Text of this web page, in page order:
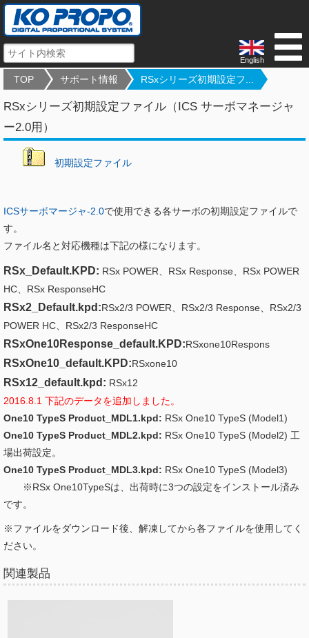
English
TOP サポート情報 RSxシリーズ初期設定フ...
RSxシリーズ初期設定ファイル（ICS サーボマネージャ
ー2.0用）
初期設定ファイル
ICSサーボマージャ-2.0で使用できる各サーボの初期設定ファイルで
す。
ファイル名と対応機種は下記の様になります。
RSx_Default.KPD: RSx POWER、RSx Response、RSx POWER
HC、RSx ResponseHC
RSx2_Default.kpd:RSx2/3 POWER、RSx2/3 Response、RSx2/3
POWER HC、RSx2/3 ResponseHC
RSxOne10Response_default.KPD:RSxone10Respons
RSxOne10_default.KPD:RSxone10
RSx12_default.kpd: RSx12
2016.8.1 下記のデータを追加しました。
One10 TypeS Product_MDL1.kpd: RSx One10 TypeS (Model1)
One10 TypeS Product_MDL2.kpd: RSx One10 TypeS (Model2) 工
場出荷設定。
One10 TypeS Product_MDL3.kpd: RSx One10 TypeS (Model3)
※RSx One10TypeSは、出荷時に3つの設定をインストール済み
です。
※ファイルをダウンロード後、解凍してから各ファイルを使用してく
ださい。
関連製品